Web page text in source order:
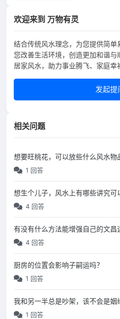
欢迎来到 万物有灵
结合传统风水理念，为您提供简
您改善生活环境，创造更加和谐
居家风水，助力事业腾飞、家庭幸
发起提
相关问题
想要旺桃花，可以放些什么风水物
1 回答
想生个儿子，风水上有哪些讲究可
4 回答
有没有什么方法能增强自己的文昌
4 回答
厨房的位置会影响子嗣运吗？
1 回答
我和另一半总是吵架，该不会是姻
1 回答